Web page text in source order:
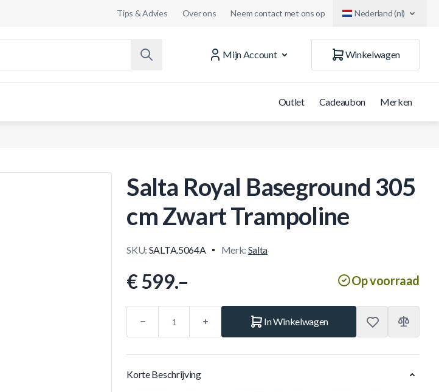
Tips & Advies Over ons Neem contact met ons op Nederland (nl)
Mijn Account
Winkelwagen
Outlet Cadeaubon Merken
Salta Royal Baseground 305
cm Zwart Trampoline
SKU: SALTA.5064A Merk: Salta
€ 599.– Op voorraad
In Winkelwagen
Korte Beschrijving